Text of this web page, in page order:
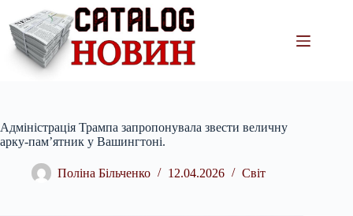
вмісту
Адміністрація Трампа запропонувала звести величну
арку-пам’ятник у Вашингтоні.
Поліна Більченко 12.04.2026 Світ